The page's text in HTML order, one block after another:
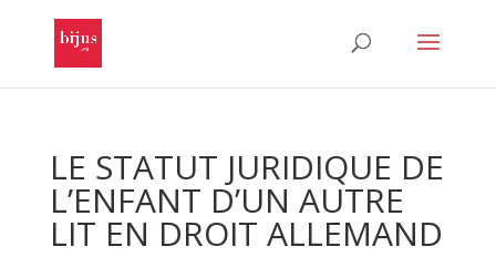
LE STATUT JURIDIQUE DE
L’ENFANT D’UN AUTRE
LIT EN DROIT ALLEMAND